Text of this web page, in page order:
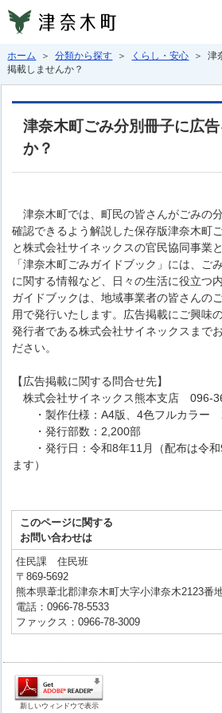
ホーム ＞分類から探す ＞ くらし・安心 ＞ 津
掲載しませんか？
津奈木町ごみ分別冊子に広
か？
津奈木町では、町民の皆さんがごみの
確認できるよう解説した保存版津奈木町
と株式会社サイネックスの官民協同事業
「津奈木町ごみガイドブック」には、ご
に関する情報など、日々の生活に役立つ
ガイドブックは、地域事業者の皆さんの
用で発行いたします。広告掲載にご興味
発行者である株式会社サイネックスまで
ださい。
【広告掲載に関する問合せ先】
株式会社サイネックス熊本支店 096-
・製作仕様：A4版、4色フルカラー
・発行部数：2,200部
・発行日：令和8年11月（配布は令和
ます）
このページに関する
お問い合わせは
住民課 住民班
〒869-5692
熊本県葦北郡津奈木町大字小津奈木2123番
電話：0966-78-5533
ファックス：0966-78-3009
新しいウィンドウで表示